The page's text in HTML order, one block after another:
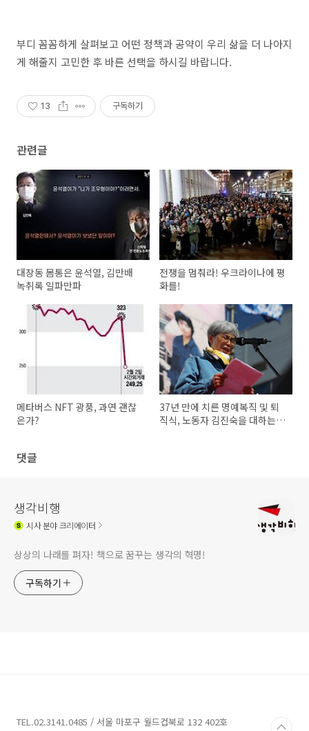
부디 꼼꼼하게 살펴보고 어떤 정책과 공약이 우리 삶을 더 나아지
게 해줄지 고민한 후 바른 선택을 하시길 바랍니다.
13 구독하기
관련글
대장동 몸통은 윤석열, 김만배
녹취록 일파만파
전쟁을 멈춰라! 우크라이나에 평
화를!
메타버스 NFT 광풍, 과연 괜찮
은가?
37년 만에 치른 명예복직 및 퇴
직식, 노동자 김진숙을 대하는
댓글
생각비행
시사분야 크리에이터
상상의 나래를 펴자! 책으로 꿈꾸는 생각의 혁명!
구독하기
TEL.02.3141.0485 / 서울 마포구 월드컵북로 132 402호